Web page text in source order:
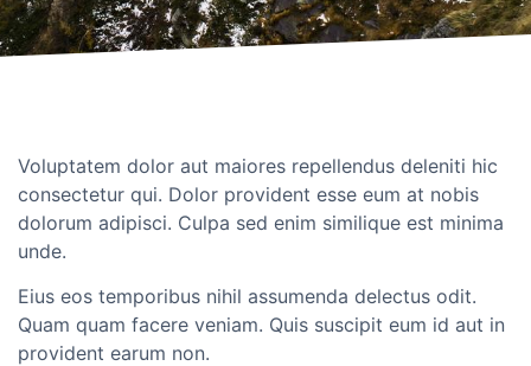
Voluptatem dolor aut maiores repellendus deleniti hic
consectetur qui. Dolor provident esse eum at nobis
dolorum adipisci. Culpa sed enim similique est minima
unde.
Eius eos temporibus nihil assumenda delectus odit.
Quam quam facere veniam. Quis suscipit eum id aut in
provident earum non.